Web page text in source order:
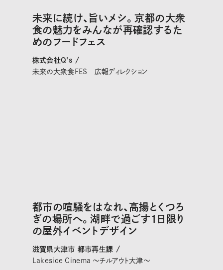
未来に続け、旨いメシ。京都の大衆
食の魅力をみんなが再確認するた
めのフードフェス
株式会社Q's /
未来の大衆食FES 広報ディレクション
都市の喧騒をはなれ、高揚とくつろ
ぎの場所へ。湖畔で過ごす１日限り
の屋外イベントデザイン
滋賀県大津市 都市再生課 /
Lakeside Cinema 〜チルアウト大津〜